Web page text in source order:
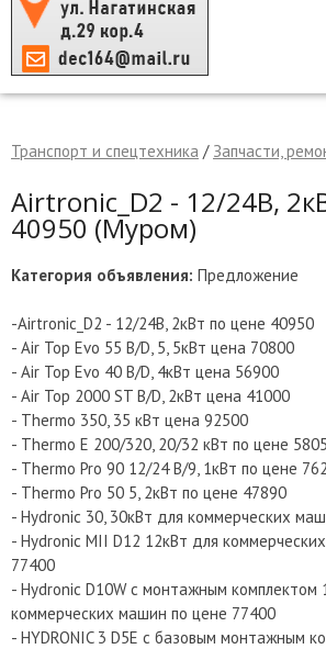
Транспорт и спецтехника / Запчасти,
Airtronic_D2 - 12/24В,
40950 (Муром)
Категория объявления: Предложение
-Airtronic_D2 - 12/24В, 2кВт по цене 40950
- Air Top Evo 55 B/D, 5, 5кВт цена 70800
- Air Top Evo 40 B/D, 4кВт цена 56900
- Air Top 2000 ST B/D, 2кВт цена 41000
- Thermo 350, 35 кВт цена 92500
- Thermo E 200/320, 20/32 кВт по цене
- Thermo Pro 90 12/24 В/9, 1кВт по цене
- Thermo Pro 50 5, 2кВт по цене 47890
- Hydronic 30, 30кВт для коммерческих
- Hydronic MII D12 12кВт для
77400
- Hydronic D10W с монтажным комплектом
коммерческих машин по цене 77400
- HYDRONIC 3 D5E с базовым монтажным